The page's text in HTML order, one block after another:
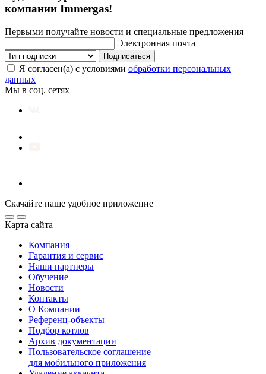
компании Immergas!
Первыми получайте новости и специальные предложения
Электронная почта
Подписаться
Я согласен(а) с условиями обработки персональных
данных
Мы в соц. сетях
Скачайте наше удобное приложение
Карта сайта
Компания
Гарантия и сервис
Наши партнеры
Обучение
Новости
Контакты
О Компании
Референц-объекты
Подбор котлов
Архив документации
Пользовательское соглашение
для мобильного приложения